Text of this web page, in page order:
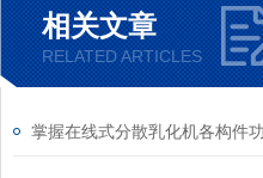
相关文章
RELATED ARTICLES